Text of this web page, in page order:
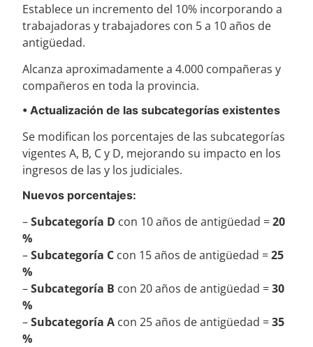
Establece un incremento del 10% incorporando a
trabajadoras y trabajadores con 5 a 10 años de
antigüedad.
Alcanza aproximadamente a 4.000 compañeras y
compañeros en toda la provincia.
• Actualización de las subcategorías existentes
Se modifican los porcentajes de las subcategorías
vigentes A, B, C y D, mejorando su impacto en los
ingresos de las y los judiciales.
Nuevos porcentajes:
–Subcategoría D con 10 años de antigüedad =20
%
–Subcategoría C con 15 años de antigüedad =25
%
–Subcategoría B con 20 años de antigüedad =30
%
–Subcategoría A con 25 años de antigüedad =35
%